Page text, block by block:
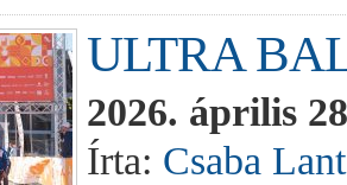
ULTRA
2026. április
Írta: Csaba